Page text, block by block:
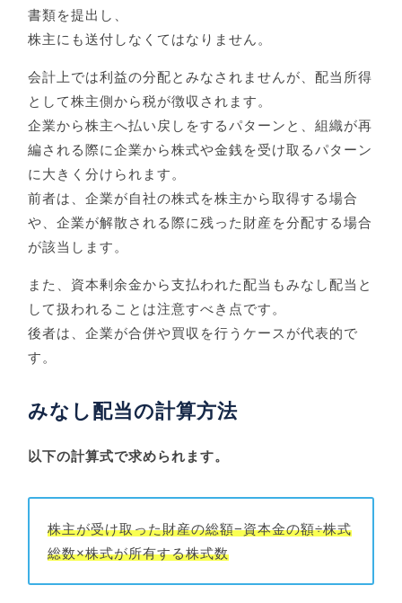
書類を提出し、
株主にも送付しなくてはなりません。
会計上では利益の分配とみなされませんが、配当所得
として株主側から税が徴収されます。
企業から株主へ払い戻しをするパターンと、組織が再
編される際に企業から株式や金銭を受け取るパターン
に大きく分けられます。
前者は、企業が自社の株式を株主から取得する場合
や、企業が解散される際に残った財産を分配する場合
が該当します。
また、資本剰余金から支払われた配当もみなし配当と
して扱われることは注意すべき点です。
後者は、企業が合併や買収を行うケースが代表的で
す。
みなし配当の計算方法
以下の計算式で求められます。
株主が受け取った財産の総額−資本金の額÷株式
総数×株式が所有する株式数